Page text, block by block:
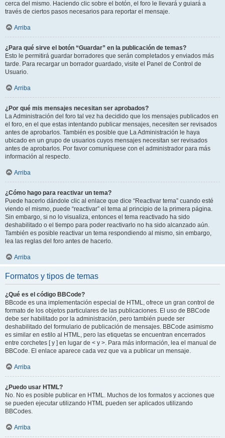
cerca del mismo. Haciendo clic sobre el botón, el foro le llevará y guiará a
través de ciertos pasos necesarios para reportar el mensaje.
Arriba
¿Para qué sirve el botón “Guardar” en la publicación de temas?
Esto le permitirá guardar borradores que serán completados y enviados más
tarde. Para recargar un borrador guardado, visite el Panel de Control de
Usuario.
Arriba
¿Por qué mis mensajes necesitan ser aprobados?
La Administración del foro tal vez ha decidido que los mensajes publicados en
el foro, en el que estas intentando publicar mensajes, necesiten ser revisados
antes de aprobarlos. También es posible que La Administración le haya
ubicado en un grupo de usuarios cuyos mensajes necesitan ser revisados
antes de aprobarlos. Por favor comuníquese con el administrador para más
información al respecto.
Arriba
¿Cómo hago para reactivar un tema?
Puede hacerlo dándole clic al enlace que dice “Reactivar tema” cuando esté
viendo el mismo, puede “reactivar” el tema al principio de la primera página.
Sin embargo, si no lo visualiza, entonces el tema reactivado ha sido
deshabilitado o el tiempo para poder reactivarlo no ha sido alcanzado aún.
También es posible reactivar un tema respondiendo al mismo, sin embargo,
lea las reglas del foro antes de hacerlo.
Arriba
Formatos y tipos de temas
¿Qué es el código BBCode?
BBcode es una implementación especial de HTML, ofrece un gran control de
formato de los objetos particulares de las publicaciones. El uso de BBCode
debe ser habilitado por la administración, pero también puede ser
deshabilitado del formulario de publicación de mensajes. BBCode asimismo
es similar en estilo al HTML, pero las etiquetas se encuentran encerrados
entre corchetes [ y ] en lugar de < y >. Para más información, lea el manual de
BBCode. El enlace aparece cada vez que va a publicar un mensaje.
Arriba
¿Puedo usar HTML?
No. No es posible publicar en HTML. Muchos de los formatos y acciones que
se pueden ejecutar utilizando HTML pueden ser aplicados utilizando
BBCodes.
Arriba